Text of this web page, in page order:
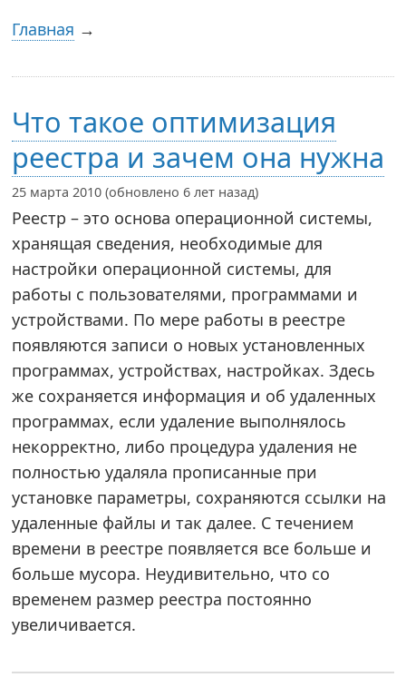
Главная →
Что такое оптимизация
реестра и зачем она нужна
25 марта 2010 (обновлено 6 лет назад)
Реестр – это основа операционной системы,
хранящая сведения, необходимые для
настройки операционной системы, для
работы с пользователями, программами и
устройствами. По мере работы в реестре
появляются записи о новых установленных
программах, устройствах, настройках. Здесь
же сохраняется информация и об удаленных
программах, если удаление выполнялось
некорректно, либо процедура удаления не
полностью удаляла прописанные при
установке параметры, сохраняются ссылки на
удаленные файлы и так далее. С течением
времени в реестре появляется все больше и
больше мусора. Неудивительно, что со
временем размер реестра постоянно
увеличивается.